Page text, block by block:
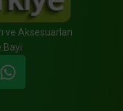
ve Aksesuarları
Bayi